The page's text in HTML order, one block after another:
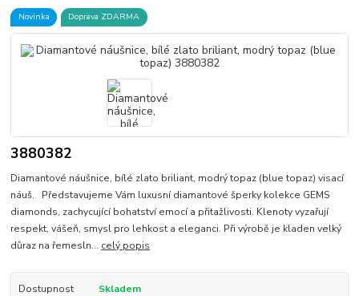
Novinka Doprava ZDARMA
3880382
Diamantové náušnice, bílé zlato briliant, modrý topaz (blue topaz) visací
náuš. Představujeme Vám luxusní diamantové šperky kolekce GEMS
diamonds, zachycující bohatství emocí a přitažlivosti. Klenoty vyzařují
respekt, vášeň, smysl pro lehkost a eleganci. Při výrobě je kladen velký
důraz na řemesln... celý popis
Dostupnost Skladem